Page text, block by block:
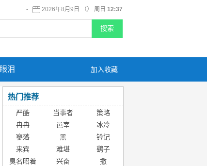
- 2026年8月9日 （） 周日 12:37
加入收藏
眼泪
热门推荐
严酷 当事者
策略
冉冉
邑宰
冰冷
寥落
黑
钤记
来宾
难堪
鹞子
臭名昭着
兴奋
撒